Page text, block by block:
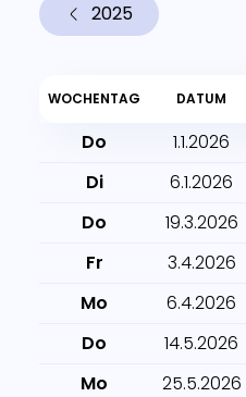
2025
WOCHENTAG DATUM
Do 1.1.2026
Di
6.1.2026
Do
19.3.2026
Fr
3.4.2026
Mo
6.4.2026
Do
14.5.2026
Mo
25.5.2026